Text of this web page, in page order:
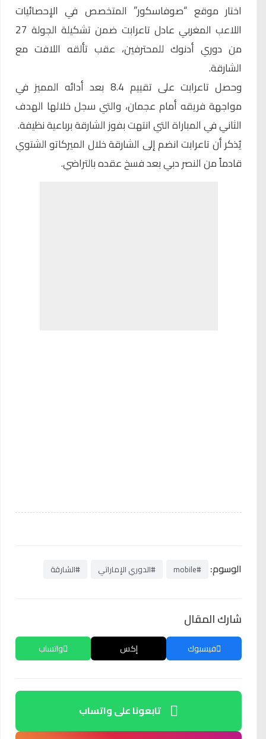
اختار موقع “صوفاسكور” المتخصص في الإحصائيات
اللاعب المغربي عادل تاعرابت
ضمن تشكيلة الجولة 27
من دوري أدنوك للمحترفين، عقب تألقه اللافت مع
الشارقة.
وحصل تاعرابت على تقييم 8.4 بعد أدائه المميز في
مواجهة فريقه أمام عجمان، والتي سجل خلالها الهدف
الثاني في المباراة التي انتهت بفوز الشارقة برباعية نظيفة.
يُذكر أن تاعرابت انضم إلى الشارقة خلال الميركاتو الشتوي
قادماً من النصر دبي بعد فسخ عقده بالتراضي.
الوسوم: #mobile #الدوري الإماراتي #الشارقة
شارك المقال
فيسبوك إكس واتساب
تابعونا على واتساب